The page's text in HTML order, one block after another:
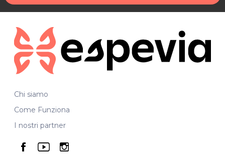
Chi siamo
Come Funziona
I nostri partner
seguici su facebook
seguici su youtube
seguici su instagram